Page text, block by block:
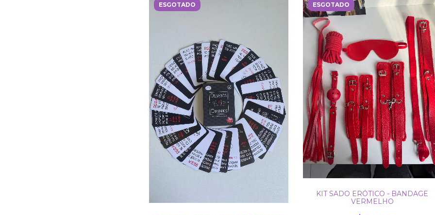
ESGOTADO ESGOTADO
KIT SADO ERÓTICO - BANDAGE
VERMELHO